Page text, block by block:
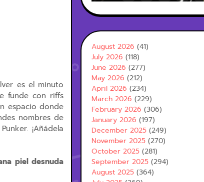
es el minuto
funde con riffs
espacio donde
nombres de
¡Añádela
piel desnuda
August 2026 (41)
July 2026 (118)
June 2026 (277)
May 2026 (212)
April 2026 (234)
March 2026 (229)
February 2026 (306)
January 2026 (197)
December 2025 (249)
November 2025 (270)
October 2025 (281)
September 2025 (294)
August 2025 (364)